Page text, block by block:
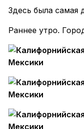
Здесь была самая
Раннее утро.